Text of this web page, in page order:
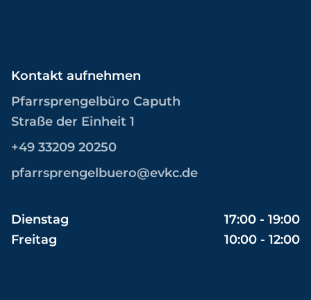
Kontakt aufnehmen
Pfarrsprengelbüro Caputh
Straße der Einheit 1
+49 33209 20250
pfarrsprengelbuero@evkc.de
Dienstag
17:00 - 19:00
Freitag
10:00 - 12:00